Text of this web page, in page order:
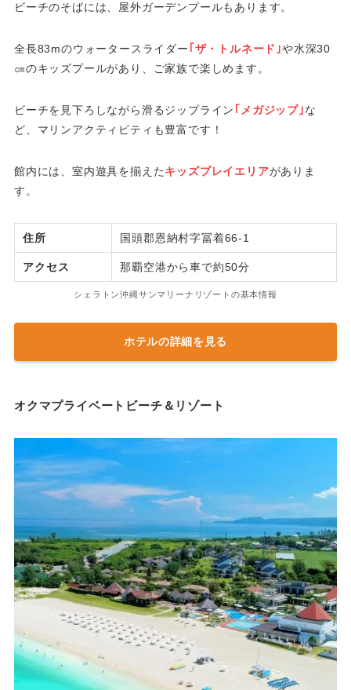
ビーチのそばには、屋外ガーデンプールもあります。
全長83mのウォータースライダー ｢ザ・トルネード｣や水深30
㎝のキッズプールがあり、ご家族で楽しめます。
ビーチを見下ろしながら滑るジップライン ｢メガジップ｣な
ど、マリンアクティビティも豊富です！
館内には、室内遊具を揃えたキッズプレイエリアがありま
す。
住所 国頭郡恩納村字冨着66-1
アクセス 那覇空港から車で約50分
シェラトン沖縄サンマリーナリゾートの基本情報
ホテルの詳細を見る
オクマプライベートビーチ＆リゾート